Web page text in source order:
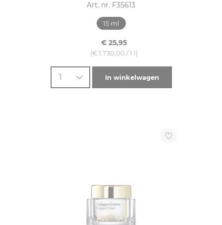
Art. nr. F35613
15 ml
€ 25,95
(€ 1.730,00 / 1 l)
1 In winkelwagen